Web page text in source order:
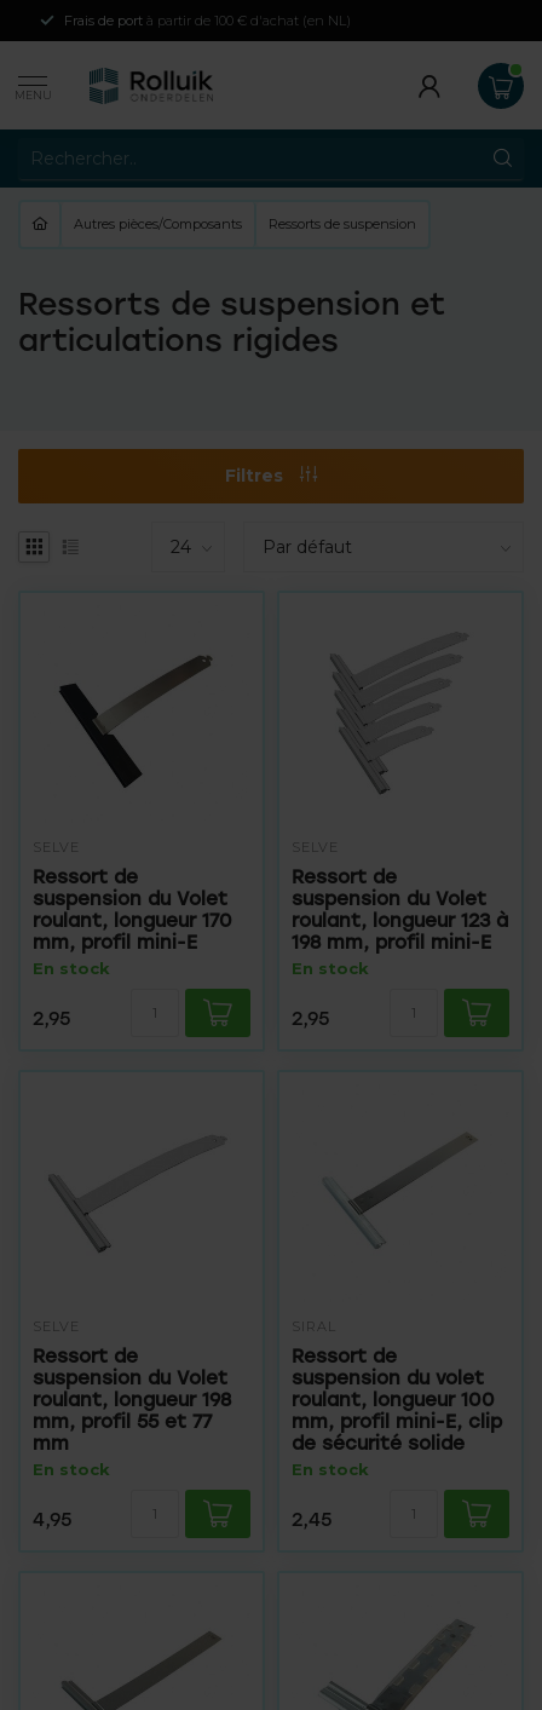
Frais de port à partir de 100 € d'achat (en NL)
MENU
Autres pièces/Composants Ressorts de suspension
Ressorts de suspension et
articulations rigides
Filtres
SELVE
Ressort de
suspension du Volet
roulant, longueur 170
mm, profil mini-E
En stock
2,95
SELVE
Ressort de
suspension du Volet
roulant, longueur 123 à
198 mm, profil mini-E
En stock
2,95
SELVE
Ressort de
suspension du Volet
roulant, longueur 198
mm, profil 55 et 77
mm
En stock
4,95
SIRAL
Ressort de
suspension du volet
roulant, longueur 100
mm, profil mini-E, clip
de sécurité solide
En stock
2,45